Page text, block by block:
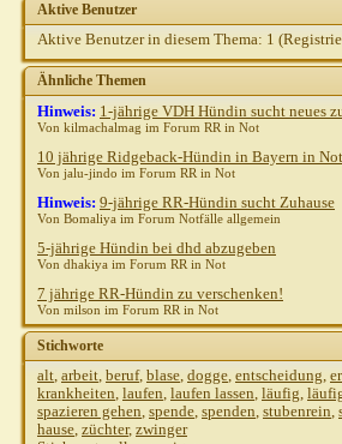
Aktive Benutzer
Aktive Benutzer in diesem Thema: 1
Ähnliche Themen
Hinweis: 1-jährige VDH Hündin sucht neues
Von kilmachalmag im Forum RR in Not
10 jährige Ridgeback-Hündin in Bayern in Not
Von jalu-jindo im Forum RR in Not
Hinweis: 9-jährige RR-Hündin sucht Zuhause
Von Bomaliya im Forum Notfälle allgemein
5-jährige Hündin bei dhd abzugeben
Von dhakiya im Forum RR in Not
7 jährige RR-Hündin zu verschenken!
Von milson im Forum RR in Not
Stichworte
alt, arbeit, beruf, blase, dogge, entscheidung,
krankheiten, laufen, laufen lassen, läufig,
spazieren gehen, spende, spenden, stubenrein,
hause, züchter, zwinger